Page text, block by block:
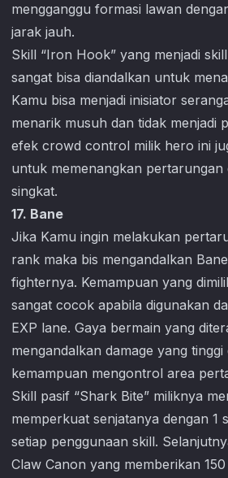
mengganggu formasi lawan
jarak jauh.
Skill “Iron Hook” yang menjadi
sangat bisa diandalkan untuk
Kamu bisa menjadi inisiator
menarik musuh dan tidak menjadi
efek crowd control milik hero ini
untuk memenangkan pertarungan
singkat.
17. Bane
Jika Kamu ingin melakukan
rank maka bis mengandalkan
fighternya. Kemampuan yang
sangat cocok apabila digunakan
EXP lane. Gaya bermain yang
mengandalkan damage yang tinggi
kemampuan mengontrol area
Skill pasif “Shark Bite” miliknya
memperkuat senjatanya dengan 1
setiap penggunaan skill.
Claw Canon yang memberikan